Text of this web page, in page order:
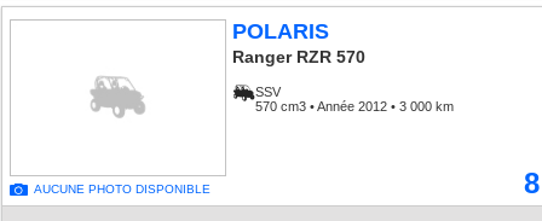
AUCUNE PHOTO DISPONIBLE
POLARIS
Ranger RZR 570
SSV
570 cm3 • Année 2012 • 3 000 km